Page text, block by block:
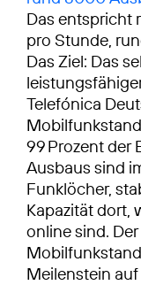
Das entspricht
pro Stunde,
Das Ziel: Das
Telefónica
99 Prozent der
Ausbaus sind
Funklöcher,
Kapazität dort,
online sind.
Meilenstein